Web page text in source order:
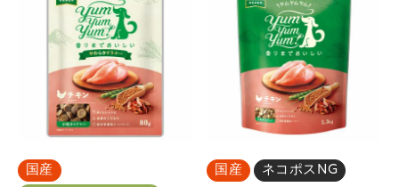
国産
国産 ネコポスNG